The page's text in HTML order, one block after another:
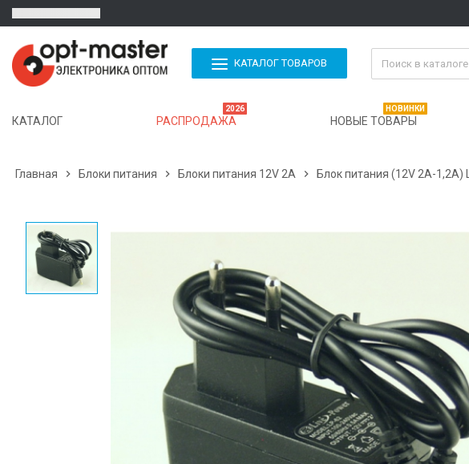
КАТАЛОГ ТОВАРОВ
КАТАЛОГ РАСПРОДАЖА
2026
НОВЫЕ ТОВАРЫ
НОВИНКИ
Главная  Блоки питания  Блоки питания 12V 2A  Блок питания (12V 2A-